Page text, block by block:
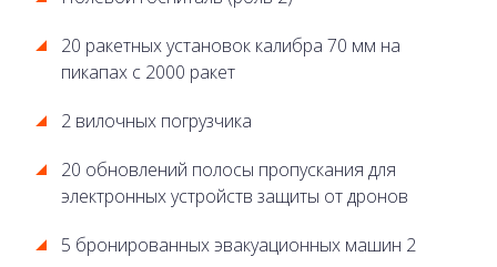
20 ракетных установок калибра 70 мм на
пикапах с 2000 ракет
2 вилочных погрузчика
20 обновлений полосы пропускания для
электронных устройств защиты от дронов
5 бронированных эвакуационных машин 2